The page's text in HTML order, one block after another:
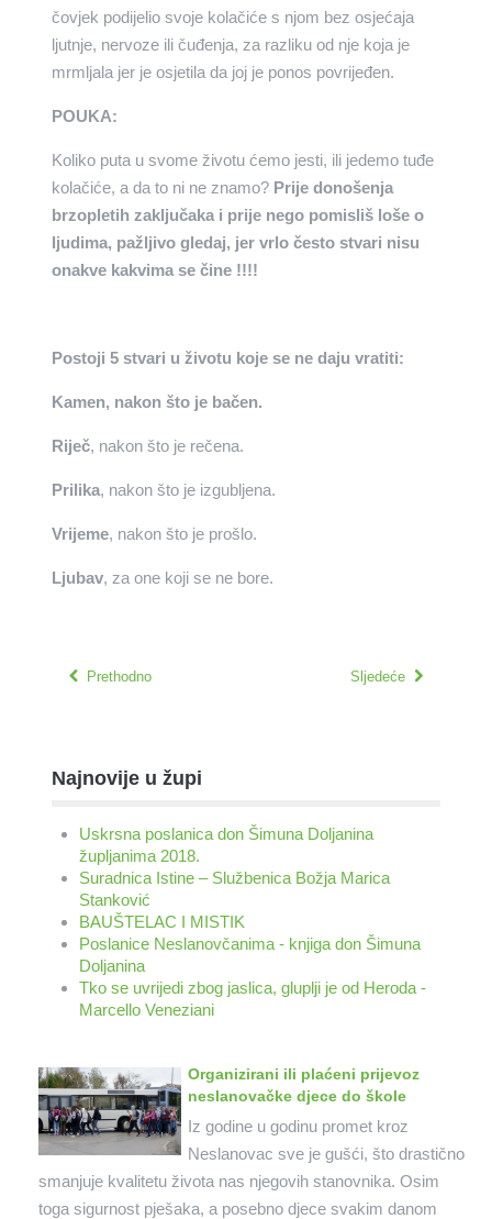
čovjek podijelio svoje kolačiće s njom bez osjećaja
ljutnje, nervoze ili čuđenja, za razliku od nje koja je
mrmljala jer je osjetila da joj je ponos povrijeđen.
POUKA:
Koliko puta u svome životu ćemo jesti, ili jedemo tuđe
kolačiće, a da to ni ne znamo? Prije donošenja
brzopletih zaključaka i prije nego pomisliš loše o
ljudima, pažljivo gledaj, jer vrlo često stvari nisu
onakve kakvima se čine !!!!
Postoji 5 stvari u životu koje se ne daju vratiti:
Kamen, nakon što je bačen.
Riječ, nakon što je rečena.
Prilika, nakon što je izgubljena.
Vrijeme, nakon što je prošlo.
Ljubav, za one koji se ne bore.
Prethodno Sljedeće
Najnovije u župi
Uskrsna poslanica don Šimuna Doljanina
župljanima 2018.
Suradnica Istine – Službenica Božja Marica
Stanković
BAUŠTELAC I MISTIK
Poslanice Neslanovčanima - knjiga don Šimuna
Doljanina
Tko se uvrijedi zbog jaslica, gluplji je od Heroda -
Marcello Veneziani
Organizirani ili plaćeni prijevoz
neslanovačke djece do škole
Iz godine u godinu promet kroz
Neslanovac sve je gušći, što drastično
smanjuje kvalitetu života nas njegovih stanovnika. Osim
toga sigurnost pješaka, a posebno djece svakim danom